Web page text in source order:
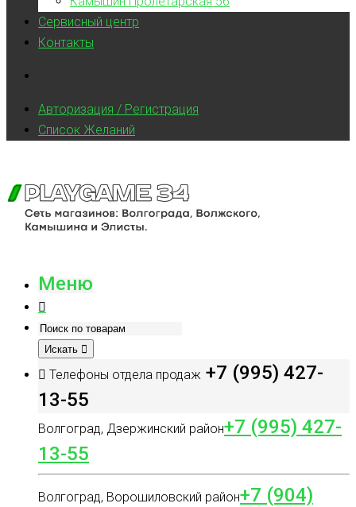
Сервисный центр
Контакты
Авторизация / Регистрация
Список Желаний
Меню
Искать
Телефоны отдела продаж +7 (995) 427-
13-55
Волгоград, Дзержинский район+7 (995) 427-
13-55
Волгоград, Ворошиловский район+7 (904)